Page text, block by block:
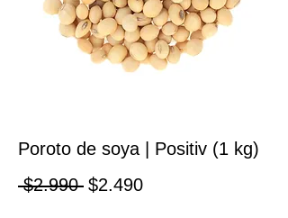
Poroto de soya | Positiv (1 kg)
$2.990 Precio
$2.490Precio de oferta